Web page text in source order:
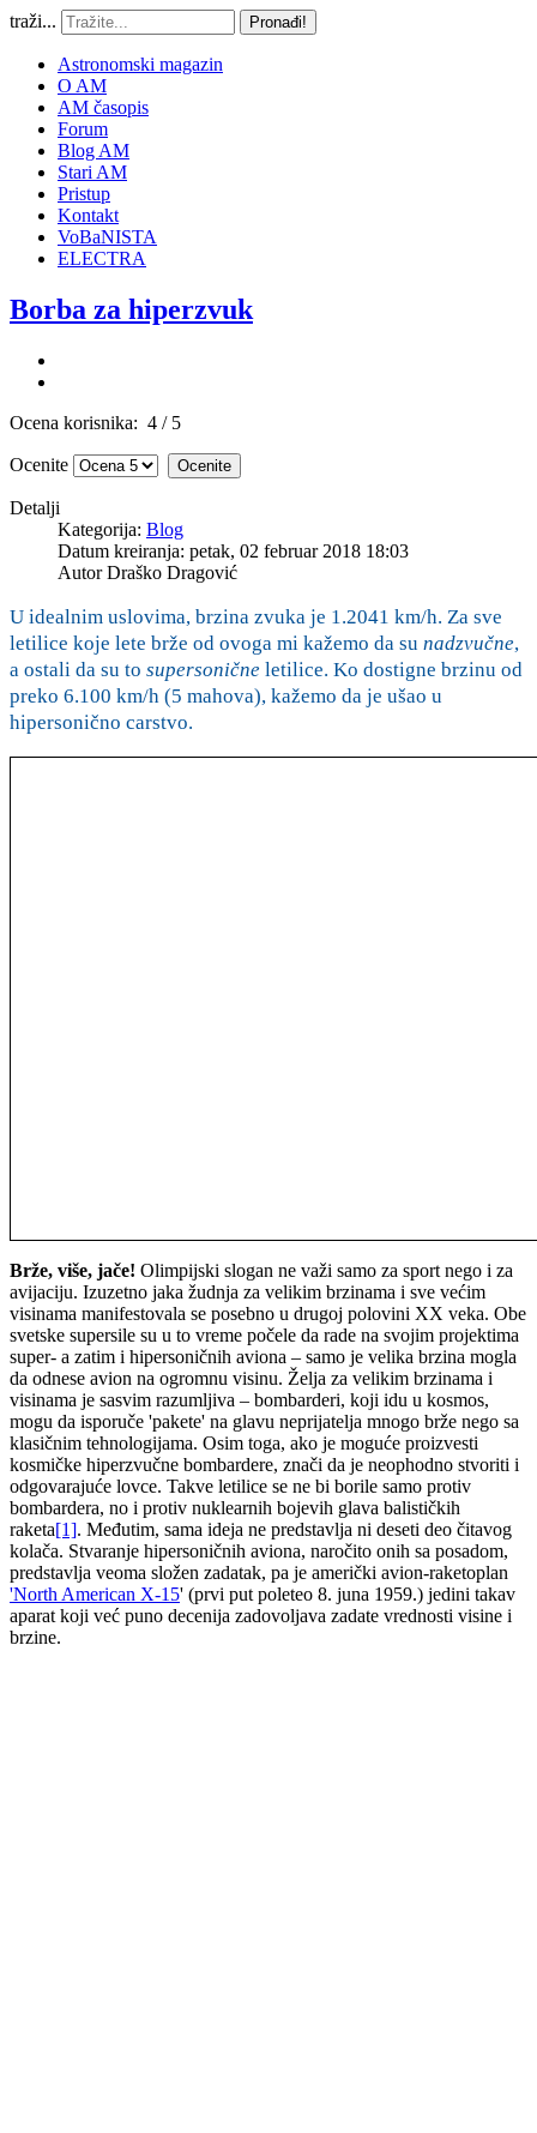
traži... Pronađi!
Astronomski magazin
O AM
AM časopis
Forum
Blog AM
Stari AM
Pristup
Kontakt
VoBaNISTA
ELECTRA
Borba za hiperzvuk
Ocena korisnika: 4 / 5
Ocenite
Detalji
Kategorija: Blog
Datum kreiranja: petak, 02 februar 2018 18:03
AutorDraško Dragović
U idealnim uslovima, brzina zvuka je 1.2041 km/h. Za sve
letilice koje lete brže od ovoga mi kažemo da su nadzvučne,
a ostali da su to supersonične letilice. Ko dostigne brzinu od
preko 6.100 km/h (5 mahova), kažemo da je ušao u
hipersonično carstvo.
Brže, više, jače! Olimpijski slogan ne važi samo za sport nego i za
avijaciju. Izuzetno jaka žudnja za velikim brzinama i sve većim
visinama manifestovala se posebno u drugoj polovini XX veka. Obe
svetske supersile su u to vreme počele da rade na svojim projektima
super- a zatim i hipersoničnih aviona – samo je velika brzina mogla
da odnese avion na ogromnu visinu. Želja za velikim brzinama i
visinama je sasvim razumljiva – bombarderi, koji idu u kosmos,
mogu da isporuče 'pakete' na glavu neprijatelja mnogo brže nego sa
klasičnim tehnologijama. Osim toga, ako je moguće proizvesti
kosmičke hiperzvučne bombardere, znači da je neophodno stvoriti i
odgovarajuće lovce. Takve letilice se ne bi borile samo protiv
bombardera, no i protiv nuklearnih bojevih glava balističkih
raketa[1]. Međutim, sama ideja ne predstavlja ni deseti deo čitavog
kolača. Stvaranje hipersoničnih aviona, naročito onih sa posadom,
predstavlja veoma složen zadatak, pa je američki avion-raketoplan
'North American X-15' (prvi put poleteo 8. juna 1959.) jedini takav
aparat koji već puno decenija zadovoljava zadate vrednosti visine i
brzine.